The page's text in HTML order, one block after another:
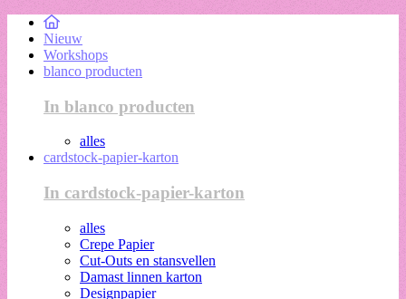
Nieuw
Workshops
blanco producten
In blanco producten
alles
cardstock-papier-karton
In cardstock-papier-karton
alles
Crepe Papier
Cut-Outs en stansvellen
Damast linnen karton
Designpapier